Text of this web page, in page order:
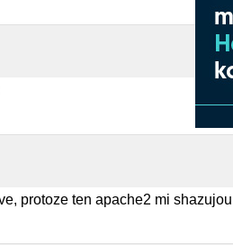
protoze ten apache2 mi